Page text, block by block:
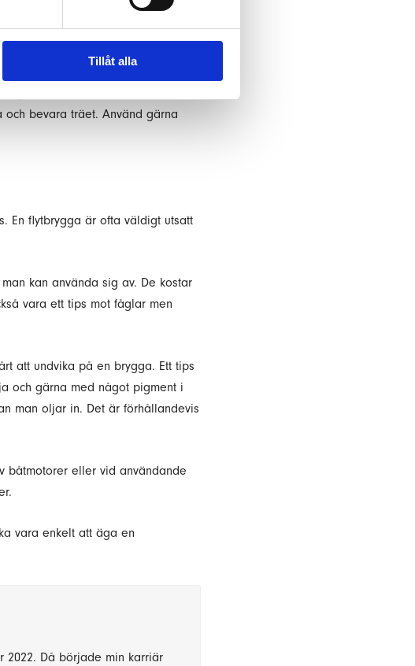
Tillåt alla
ett säkert avstånd från ytan, ca 30
Eller använd bara en enkel
bevara träet. Använd gärna
En flytbrygga är ofta väldigt utsatt
kan använda sig av. De kostar
vara ett tips mot fåglar men
att undvika på en brygga. Ett tips
och gärna med något pigment i
man oljar in. Det är förhållandevis
båtmotorer eller vid användande
vara enkelt att äga en
2022. Då började min karriär